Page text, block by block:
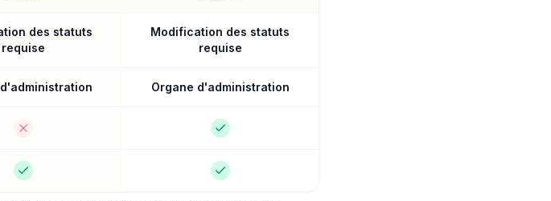
des statuts
requise
Modification des statuts
requise
Organe d'administration